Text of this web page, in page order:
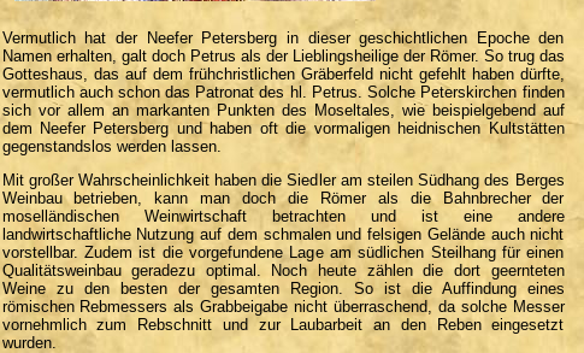
Vermutlich hat der Neefer Petersberg in dieser geschichtlichen Epoche den
Namen erhalten, galt doch Petrus als der Lieblingsheilige der Römer. So trug das
Gotteshaus, das auf dem frühchristlichen Gräberfeld nicht gefehlt haben dürfte,
vermutlich auch schon das Patronat des hl. Petrus. Solche Peterskirchen finden
sich vor allem an markanten Punkten des Moseltales, wie beispielgebend auf
dem Neefer Petersberg und haben oft die vormaligen heidnischen Kultstätten
gegenstandslos werden lassen.
Mit großer Wahrscheinlichkeit haben die Siedler am steilen Südhang des Berges
Weinbau betrieben, kann man doch die Römer als die Bahnbrecher der
moselländischen Weinwirtschaft betrachten und ist eine andere
landwirtschaftliche Nutzung auf dem schmalen und felsigen Gelände auch nicht
vorstellbar. Zudem ist die vorgefundene Lage am südlichen Steilhang für einen
Qualitätsweinbau geradezu optimal. Noch heute zählen die dort geernteten
Weine zu den besten der gesamten Region. So ist die Auffindung eines
römischen Rebmessers als Grabbeigabe nicht überraschend, da solche Messer
vornehmlich zum Rebschnitt und zur Laubarbeit an den Reben eingesetzt
wurden.